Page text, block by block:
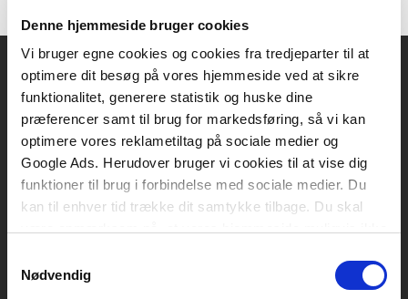
Denne hjemmeside bruger cookies
Vi bruger egne cookies og cookies fra tredjeparter til at
optimere dit besøg på vores hjemmeside ved at sikre
funktionalitet, generere statistik og huske dine
præferencer samt til brug for markedsføring, så vi kan
optimere vores reklametiltag på sociale medier og
Google Ads. Herudover bruger vi cookies til at vise dig
funktioner til brug i forbindelse med sociale medier. Du
kan til enhver tid trække dit samtykke tilbage. Du skal
tilbagetrækker et samtykke.
Nødvendig
Akademisk Forlag
Vognmagergade 11
1120 København K
CVR 76351910
Kontakt kundeservice